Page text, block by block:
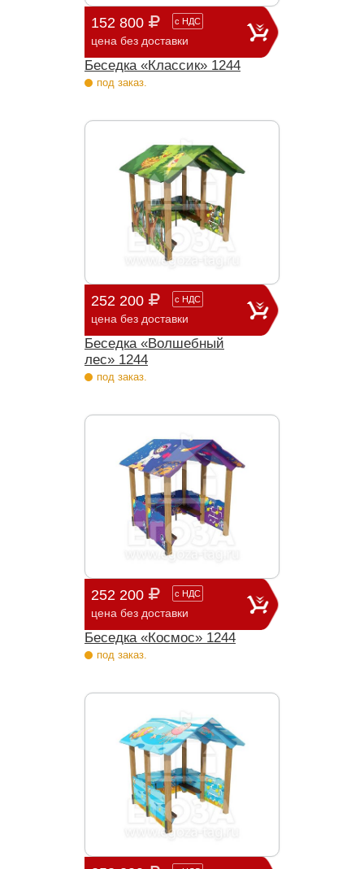
152 800 с НДС
цена без доставки
Беседка «Классик» 1244
под заказ.
252 200 с НДС
цена без доставки
Беседка «Волшебный
лес» 1244
под заказ.
252 200 с НДС
цена без доставки
Беседка «Космос» 1244
под заказ.